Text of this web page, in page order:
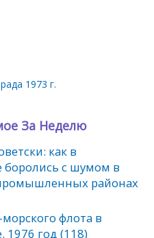
1973 г.
За Неделю
как в
боролись с шумом в
районах
флота в
1976 год (118)